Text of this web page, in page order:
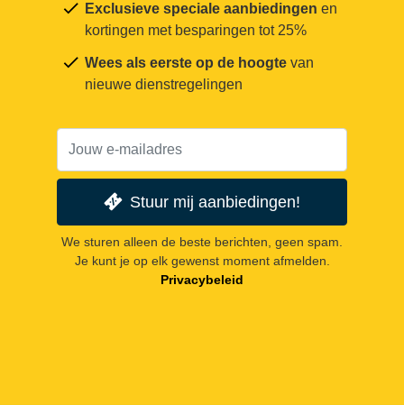
Exclusieve speciale aanbiedingen en
kortingen met besparingen tot 25%
Wees als eerste op de hoogte van
nieuwe dienstregelingen
Stuur mij aanbiedingen!
We sturen alleen de beste berichten, geen spam.
Je kunt je op elk gewenst moment afmelden.
Privacybeleid